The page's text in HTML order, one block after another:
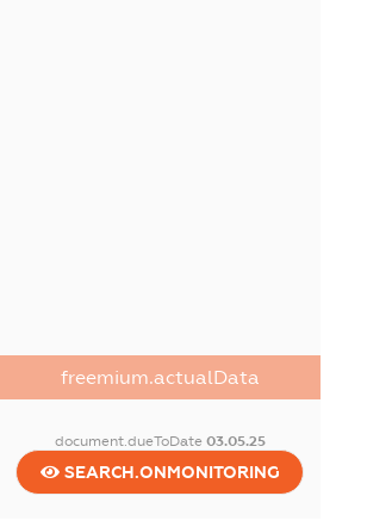
freemium.actualData
document.dueToDate 03.05.25
SEARCH.ONMONITORING